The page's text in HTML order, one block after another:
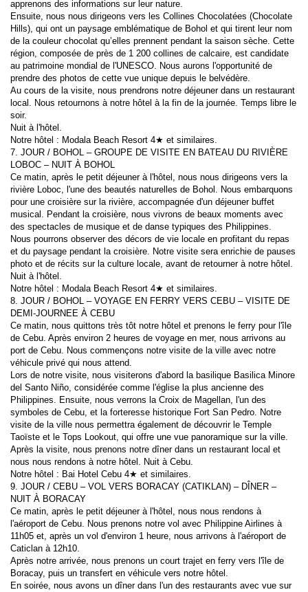
apprenons des informations sur leur nature.
Ensuite, nous nous dirigeons vers les Collines Chocolatées (Chocolate
Hills), qui ont un paysage emblématique de Bohol et qui tirent leur nom
de la couleur chocolat qu’elles prennent pendant la saison sèche. Cette
région, composée de près de 1 200 collines de calcaire, est candidate
au patrimoine mondial de l'UNESCO. Nous aurons l'opportunité de
prendre des photos de cette vue unique depuis le belvédère.
Au cours de la visite, nous prendrons notre déjeuner dans un restaurant
local. Nous retournons à notre hôtel à la fin de la journée. Temps libre le
soir.
Nuit à l'hôtel.
Notre hôtel : Modala Beach Resort 4★ et similaires.
7. JOUR / BOHOL – GROUPE DE VISITE EN BATEAU DU RIVIÈRE
LOBOC – NUIT À BOHOL
Ce matin, après le petit déjeuner à l'hôtel, nous nous dirigeons vers la
rivière Loboc, l'une des beautés naturelles de Bohol. Nous embarquons
pour une croisière sur la rivière, accompagnée d'un déjeuner buffet
musical. Pendant la croisière, nous vivrons de beaux moments avec
des spectacles de musique et de danse typiques des Philippines.
Nous pourrons observer des décors de vie locale en profitant du repas
et du paysage pendant la croisière. Notre visite sera enrichie de pauses
photo et de récits sur la culture locale, avant de retourner à notre hôtel.
Nuit à l'hôtel.
Notre hôtel : Modala Beach Resort 4★ et similaires.
8. JOUR / BOHOL – VOYAGE EN FERRY VERS CEBU – VISITE DE
DEMI-JOURNEE À CEBU
Ce matin, nous quittons très tôt notre hôtel et prenons le ferry pour l'île
de Cebu. Après environ 2 heures de voyage en mer, nous arrivons au
port de Cebu. Nous commençons notre visite de la ville avec notre
véhicule privé qui nous attend.
Lors de notre visite, nous visiterons d'abord la basilique Basilica Minore
del Santo Niño, considérée comme l'église la plus ancienne des
Philippines. Ensuite, nous verrons la Croix de Magellan, l'un des
symboles de Cebu, et la forteresse historique Fort San Pedro. Notre
visite de la ville nous permettra également de découvrir le Temple
Taoïste et le Tops Lookout, qui offre une vue panoramique sur la ville.
Après la visite, nous prenons notre dîner dans un restaurant local et
nous nous rendons à notre hôtel. Nuit à Cebu.
Notre hôtel : Bai Hotel Cebu 4★ et similaires.
9. JOUR / CEBU – VOL VERS BORACAY (CATIKLAN) – DÎNER –
NUIT À BORACAY
Ce matin, après le petit déjeuner à l'hôtel, nous nous rendons à
l'aéroport de Cebu. Nous prenons notre vol avec Philippine Airlines à
11h05 et, après un vol d'environ 1 heure, nous arrivons à l'aéroport de
Caticlan à 12h10.
Après notre arrivée, nous prenons un court trajet en ferry vers l'île de
Boracay, puis un transfert en véhicule vers notre hôtel.
En soirée, nous avons un dîner dans l'un des restaurants avec vue sur